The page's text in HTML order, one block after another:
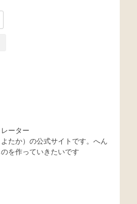
ーター
たか）の公式サイトです。へん
を作っていきたいです